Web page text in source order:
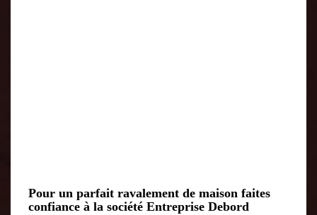
Pour un parfait ravalement de maison faites
confiance à la société Entreprise Debord